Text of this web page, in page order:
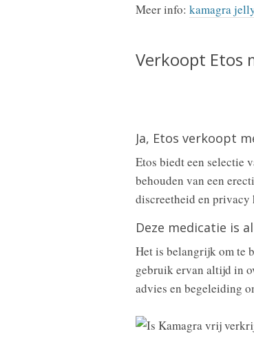
Meer info: kamagra
Verkoopt Etos
Ja, Etos verkoopt
Etos biedt een selectie
behouden van een
discreetheid en privacy
Deze medicatie is
Het is belangrijk om te
gebruik ervan altijd in
advies en begeleiding